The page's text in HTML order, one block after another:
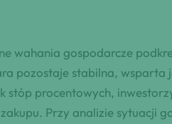
wahania gospodarcze
pozostaje stabilna,
stóp procentowych,
Przy analizie sytuacji